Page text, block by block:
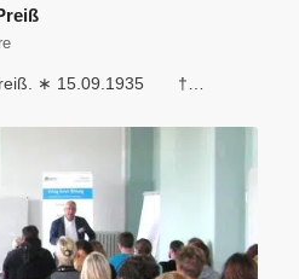
∗ 15.09.1935 †…